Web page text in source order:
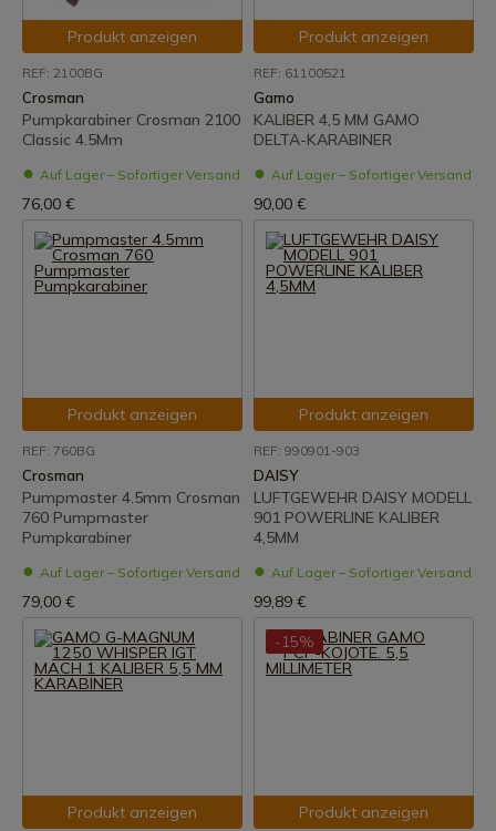
Produkt anzeigen
REF: 2100BG
Crosman
Pumpkarabiner Crosman 2100
Classic 4.5Mm
Auf Lager – Sofortiger Versand
76,00 €
Produkt anzeigen
REF: 61100521
Gamo
KALIBER 4,5 MM GAMO
DELTA-KARABINER
Auf Lager – Sofortiger Versand
90,00 €
Produkt anzeigen
REF: 760BG
Crosman
Pumpmaster 4.5mm Crosman
760 Pumpmaster
Pumpkarabiner
Auf Lager – Sofortiger Versand
79,00 €
Produkt anzeigen
REF: 990901-903
DAISY
LUFTGEWEHR DAISY MODELL
901 POWERLINE KALIBER
4,5MM
Auf Lager – Sofortiger Versand
99,89 €
Produkt anzeigen
-15%
Produkt anzeigen